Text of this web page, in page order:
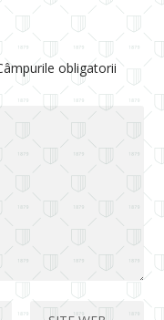
obligatorii